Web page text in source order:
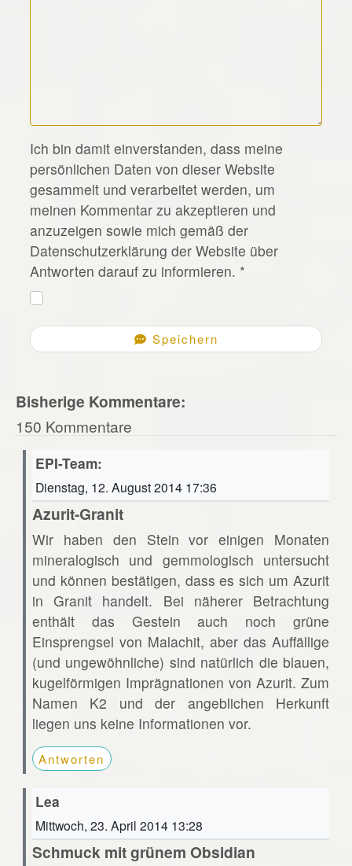
*
Ich bin damit einverstanden, dass meine
persönlichen Daten von dieser Website
gesammelt und verarbeitet werden, um
meinen Kommentar zu akzeptieren und
anzuzeigen sowie mich gemäß der
Datenschutzerklärung der Website über
Antworten darauf zu informieren. *
Speichern
Bisherige Kommentare:
150 Kommentare
EPI-Team:
Dienstag, 12. August 2014 17:36
Azurit-Granit
Wir haben den Stein vor einigen Monaten
mineralogisch und gemmologisch untersucht
und können bestätigen, dass es sich um Azurit
in Granit handelt. Bei näherer Betrachtung
enthält das Gestein auch noch grüne
Einsprengsel von Malachit, aber das Auffällige
(und ungewöhnliche) sind natürlich die blauen,
kugelförmigen Imprägnationen von Azurit. Zum
Namen K2 und der angeblichen Herkunft
liegen uns keine Informationen vor.
Antworten
Lea
Mittwoch, 23. April 2014 13:28
Schmuck mit grünem Obsidian